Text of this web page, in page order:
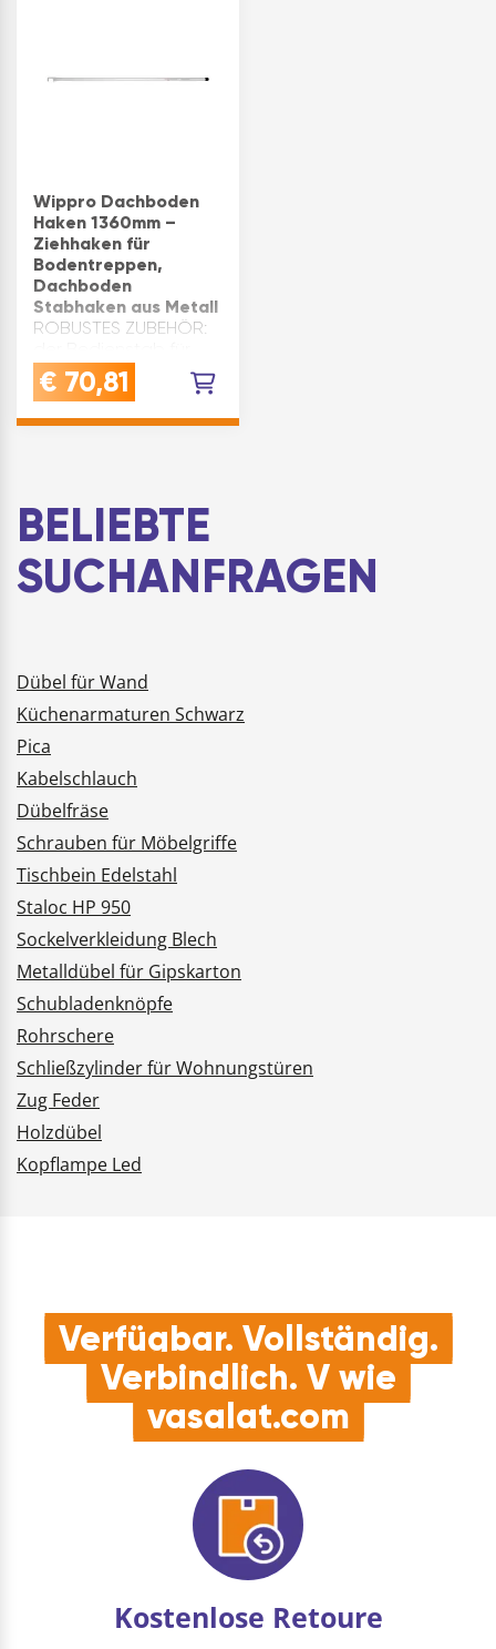
Wippro Dachboden
Haken 1360mm –
Ziehhaken für
Bodentreppen,
Dachboden
Stabhaken aus Metall
ROBUSTES ZUBEHÖR:
Bodentreppen von
Wippro ermöglicht
Bedienung der
täglichen
EinsatzPERFEKTE
ABMESSUNG: mit ein…
€ 70,81
BELIEBTE
SUCHANFRAGEN
Dübel für Wand
Küchenarmaturen Schwarz
Pica
Kabelschlauch
Dübelfräse
Schrauben für Möbelgriffe
Tischbein Edelstahl
Staloc HP 950
Sockelverkleidung Blech
Metalldübel für Gipskarton
Schubladenknöpfe
Rohrschere
Schließzylinder für Wohnungstüren
Zug Feder
Holzdübel
Kopflampe Led
Verfügbar. Vollständig.
Verbindlich. V wie
vasalat.com
Kostenlose Retoure